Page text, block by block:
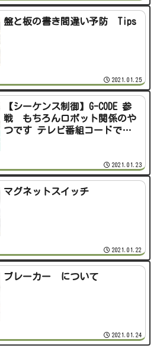
盤と板の書き間違い予防 Tips
2021.01.25
【シーケンス制御】G-CODE 参
戦 もちろんロボット関係のや
つです テレビ番組コードでは
2021.01.23
マグネットスイッチ
2021.01.22
ブレーカー について
2021.01.24